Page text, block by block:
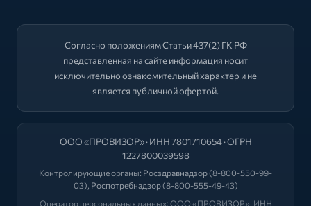
Согласно положениям Статьи 437(2) ГК РФ
представленная на сайте информация носит
исключительно ознакомительный характер и не
является публичной офертой.
ООО «ПРОВИЗОР» · ИНН 7801710654 · ОГРН
1227800039598
Контролирующие органы: Росздравнадзор(8-800-550-99-
03), Роспотребнадзор(8-800-555-49-43)
Оператор персональных данных: ООО «ПРОВИЗОР», ИНН